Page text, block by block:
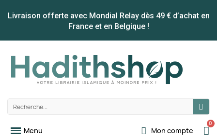
Livraison offerte avec Mondial Relay dès 49 € d’achat en
France et en Belgique !
Mon compte